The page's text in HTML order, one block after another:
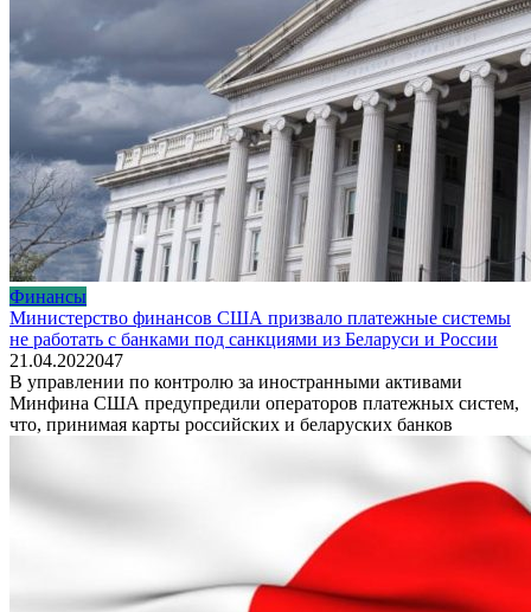
Финансы
Министерство финансов США призвало платежные системы
не работать с банками под санкциями из Беларуси и России
21.04.2022047
В управлении по контролю за иностранными активами
Минфина США предупредили операторов платежных систем,
что, принимая карты российских и беларуских банков